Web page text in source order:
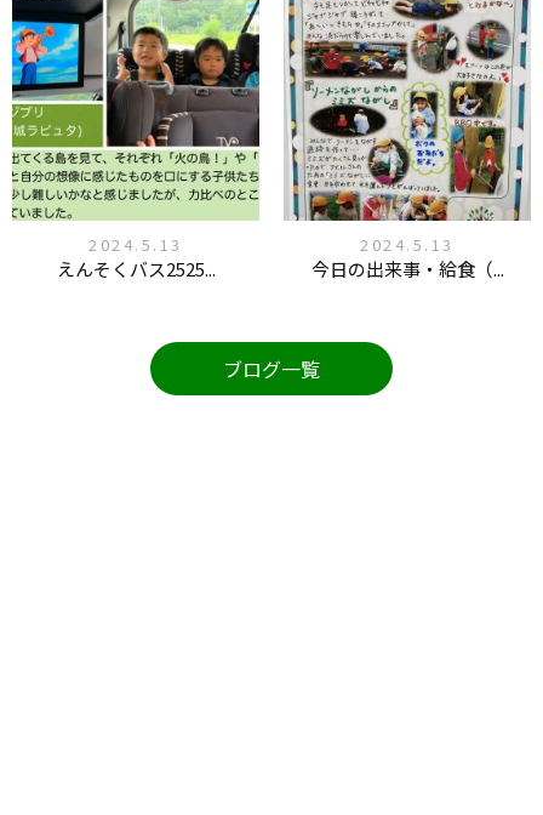
2024.5.13
えんそくバス2525...
2024.5.13
今日の出来事・給食（...
ブログ一覧